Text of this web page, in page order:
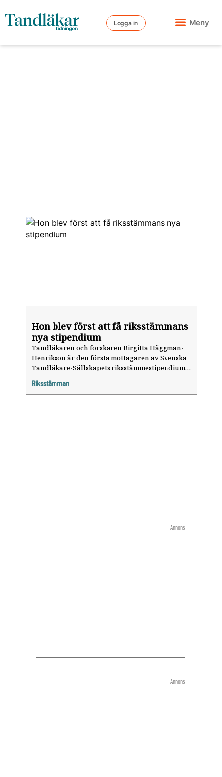
Logga in Meny
Hon blev först att få riksstämmans
nya stipendium
Tandläkaren och forskaren Birgitta Häggman-
Henrikson är den första mottagaren av Svenska
Tandläkare-Sällskapets riksstämmestipendium
riksstämman i år.
Riksstämman
Annons
Annons